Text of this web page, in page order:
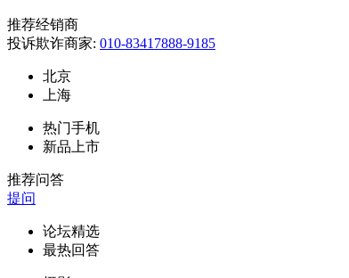
推荐经销商
投诉欺诈商家: 010-83417888-9185
北京
上海
热门手机
新品上市
推荐问答
提问
论坛精选
最热回答